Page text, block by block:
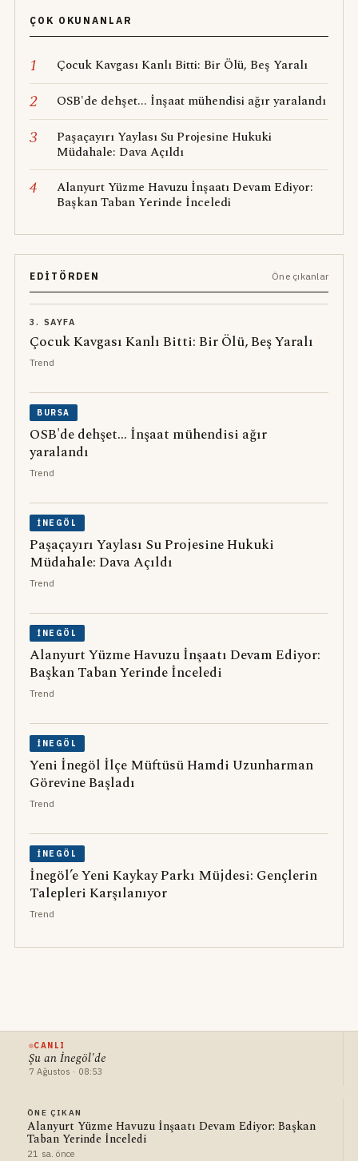
ÇOK OKUNANLAR
1 Çocuk Kavgası Kanlı Bitti: Bir Ölü, Beş Yaralı
2 OSB'de dehşet... İnşaat mühendisi ağır yaralandı
3
Paşaçayırı Yaylası Su Projesine Hukuki
Müdahale: Dava Açıldı
4
Alanyurt Yüzme Havuzu İnşaatı Devam Ediyor:
Başkan Taban Yerinde İnceledi
EDITÖRDEN Öne çıkanlar
3. SAYFA
Çocuk Kavgası Kanlı Bitti: Bir Ölü, Beş Yaralı
Trend
BURSA
OSB'de dehşet... İnşaat mühendisi ağır
yaralandı
Trend
İNEGÖL
Paşaçayırı Yaylası Su Projesine Hukuki
Müdahale: Dava Açıldı
Trend
İNEGÖL
Alanyurt Yüzme Havuzu İnşaatı Devam Ediyor:
Başkan Taban Yerinde İnceledi
Trend
İNEGÖL
Yeni İnegöl İlçe Müftüsü Hamdi Uzunharman
Görevine Başladı
Trend
İNEGÖL
İnegöl’e Yeni Kaykay Parkı Müjdesi: Gençlerin
Talepleri Karşılanıyor
Trend
CANLI
Şu an İnegöl'de
7 Ağustos · 08:53
ÖNE ÇIKAN
Alanyurt Yüzme Havuzu İnşaatı Devam Ediyor: Başkan
Taban Yerinde İnceledi
21 sa. önce